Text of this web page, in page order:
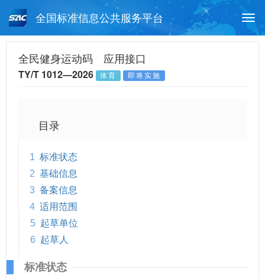
全国标准信息公共服务平台
月报查询 标准公告查询
全民健身运动码 应用接口
TY/T 1012—2026 体育 即将实施
目录
1 标准状态
2 基础信息
3 备案信息
4 适用范围
5 起草单位
6 起草人
标准状态